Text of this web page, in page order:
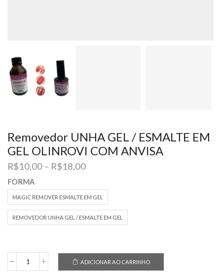
Removedor UNHA GEL / ESMALTE EM
GEL OLINROVI COM ANVISA
R$10,00 – R$18,00Faixa
R$10,00
através
R$18,00
FORMA
MAGIC REMOVER ESMALTE EM GEL
REMOVEDOR UNHA GEL / ESMALTE EM GEL
Removedor
ADICIONAR AO CARRINHO